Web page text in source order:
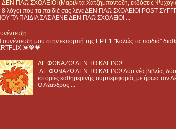
ΔΕΝ ΠΑΩ ΣΧΟΛΕΙΟ! (Μαριλίτα Χατζημποντόζη, εκδόσεις
8 λόγοι που τα παιδιά σας λένε ΔΕΝ ΠΑΩ ΣΧΟΛΕΙΟ! POST
ΤΑ ΠΑΙΔΙΑ ΣΑΣ ΛΕΝΕ ΔΕΝ ΠΑΩ ΣΧΟΛΕΙΟ! ...
συνέντευξη μου στην εκπομπή της ΕΡΤ 1 "Καλώς τα παιδιά"
💓💖💗
ΔΕ ΦΩΝΑΖΩ! ΔΕΝ ΤΟ ΚΛΕΙΝΩ!
ΔΕ ΦΩΝΑΖΩ ΔΕΝ ΤΟ ΚΛΕΙΝΩ! Δύο νέα βιβλία, δύο
ιστορίες καθημερινής συμπεριφοράς με ήρωα τον
Ο Λέανδρος ...